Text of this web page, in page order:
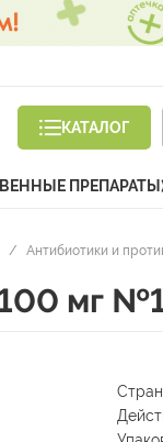
КАТАЛОГ
/ Антибиотики и
мг